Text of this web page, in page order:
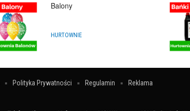
Balony
HURTOWNIE
Polityka Prywatności Regulamin Reklama